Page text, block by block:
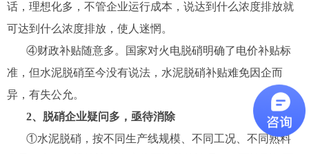
话，理想化多，不管企业运行成本，说达到什么浓度排放就
可达到什么浓度排放，使人迷惘。
④财政补贴随意多。国家对火电脱硝明确了电价补贴标
准，但水泥脱硝至今没有说法， 水泥脱硝补贴难免因企而
异，有失公允。
2、脱硝企业疑问多，亟待消除
①水泥脱硝，按不同生产线规模、不同工况、不同熟料